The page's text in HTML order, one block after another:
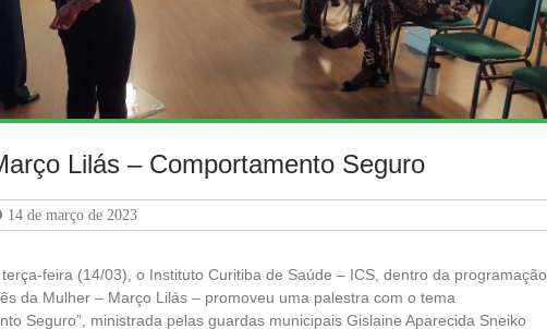
Lilás – Comportamento Seguro
14 de março de 2023
feira (14/03), o Instituto Curitiba de Saúde – ICS, dentro da programação
da Mulher – Março Lilás – promoveu uma palestra com o tema
Seguro”, ministrada pelas guardas municipais Gislaine Aparecida Sneiko